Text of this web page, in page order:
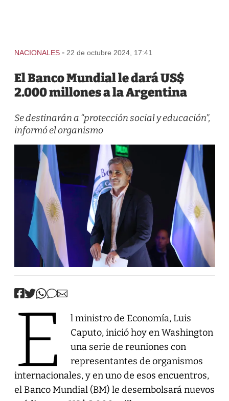
NACIONALES - 22 de octubre 2024, 17:41
El Banco Mundial le dará US$
2.000 millones a la Argentina
Se destinarán a “protección social y educación”,
informó el organismo
E
l ministro de Economía, Luis
Caputo, inició hoy en Washington
una serie de reuniones con
representantes de organismos
internacionales, y en uno de esos encuentros,
el Banco Mundial (BM) le desembolsará nuevos